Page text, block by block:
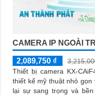
CAMERA IP NGOÀI
2,089,750 ₫
Thiết bị camera KX-
thiết kế mỹ thuật nhỏ
lại sự sang trọng và bền vững. Với độ phân